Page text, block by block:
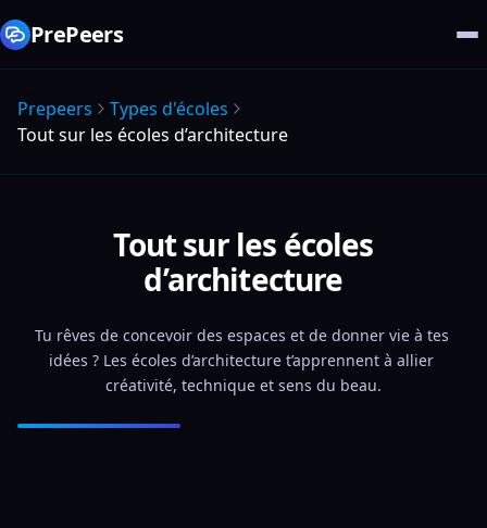
PrePeers
Prepeers
Types d'écoles
Tout sur les écoles d’architecture
Tout sur les écoles
d’architecture
Tu rêves de concevoir des espaces et de donner vie à tes
idées ? Les écoles d’architecture t’apprennent à allier
créativité, technique et sens du beau.